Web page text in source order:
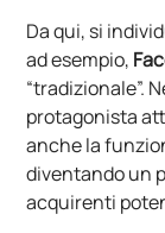
Da qui, si
ad esempio,
“tradizionale”.
protagonista
anche la
diventando un
acquirenti